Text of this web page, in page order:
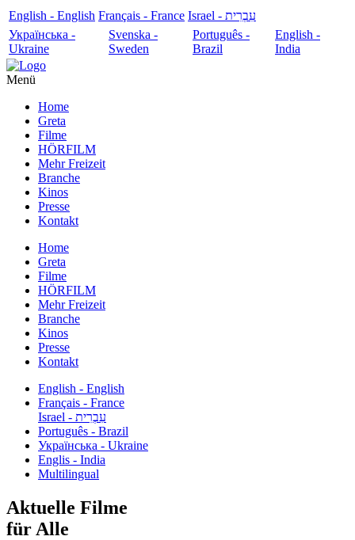
English - English Français - France
עִבְרִית - Israel
Українська -
Ukraine
Svenska -
Sweden
Português -
Brazil
English -
India
Menü
Home
Greta
Filme
HÖRFILM
Mehr Freizeit
Branche
Kinos
Presse
Kontakt
Home
Greta
Filme
HÖRFILM
Mehr Freizeit
Branche
Kinos
Presse
Kontakt
English - English
Français - France
עִבְרִית - Israel
Português - Brazil
Українська - Ukraine
Englis - India
Multilingual
Aktuelle Filme
für Alle